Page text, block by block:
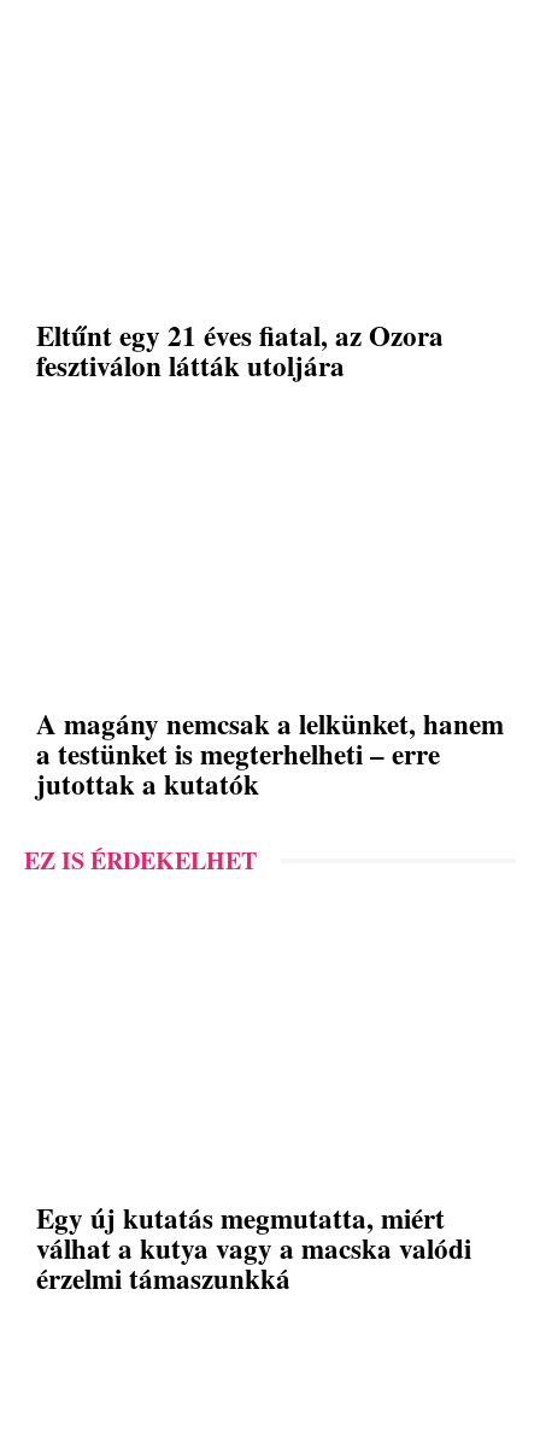
Eltűnt egy 21 éves fiatal, az Ozora
fesztiválon látták utoljára
A magány nemcsak a lelkünket, hanem
a testünket is megterhelheti – erre
jutottak a kutatók
EZ IS ÉRDEKELHET
Egy új kutatás megmutatta, miért
válhat a kutya vagy a macska valódi
érzelmi támaszunkká